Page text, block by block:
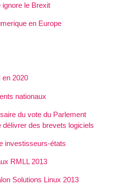
ignore le Brexit
en Europe
en 2020
nationaux
du vote du Parlement
délivrer des brevets logiciels
investisseurs-états
RMLL 2013
Solutions Linux 2013